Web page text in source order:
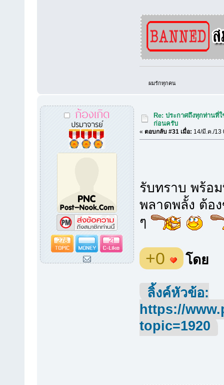
ผมรักทุกคน
ก้องเกิด
ปรมาจารย์
278 21
Re: ประกาศถึงทุกท่านที่
ก่อนครับ
« ตอบกลับ #31 เมื่อ: 14/มี.ค./13
รับทราบ พร้อ
พลาดพลั้ง ต้อ
ๆ
+0 โดย
ลิ้งค์หัวข้อ:
https://
topic=1920